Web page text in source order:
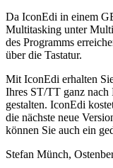
Da IconEdi in einem
Multitasking unter
des Programms
über die Tastatur.
Mit IconEdi erhalten
Ihres ST/TT ganz nach
gestalten. IconEdi
die nächste neue
können Sie auch ein
Stefan Münch,